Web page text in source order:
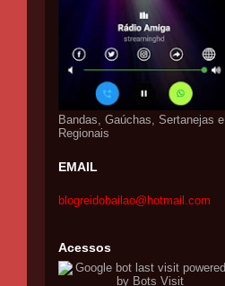
Bandas, Gaúchas, Sertanejas e
Regionais
EMAIL
blogreidobailao@hotmail.com
Acessos